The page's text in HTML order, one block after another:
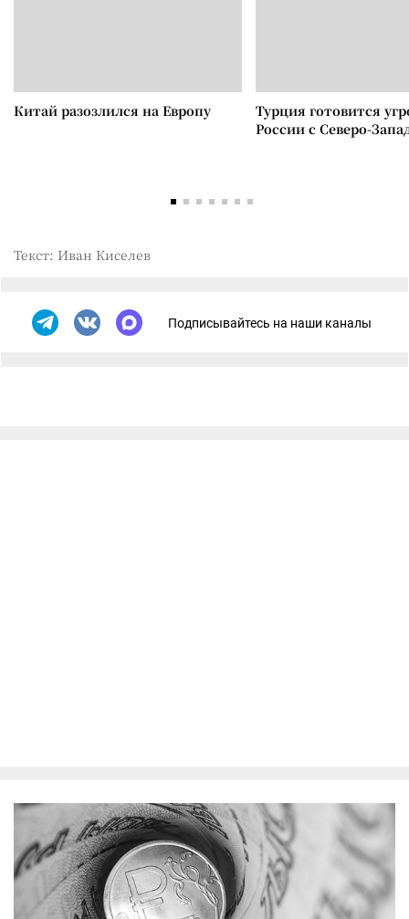
Китай разозлился на Европу
Турция готовится
России с Северо-
Текст: Иван Киселев
Подписывайтесь на наши каналы